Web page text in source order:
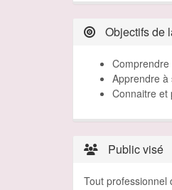
Objectifs de
Apprendre à
Connaitre et
Public visé
Tout professionnel